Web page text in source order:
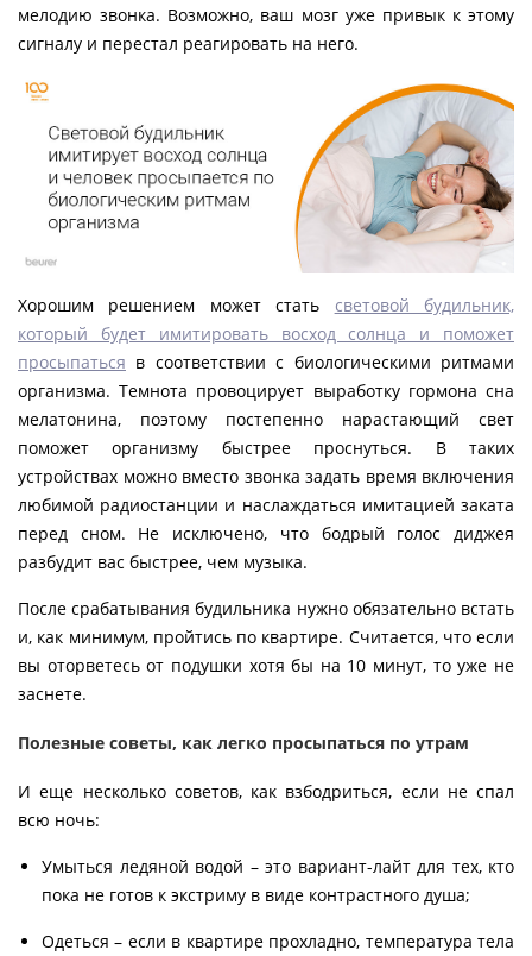
мелодию звонка. Возможно, ваш мозг уже привык к этому
сигналу и перестал реагировать на него.
Хорошим решением может стать световой будильник,
который будет имитировать восход солнца и поможет
просыпаться в соответствии с биологическими ритмами
организма. Темнота провоцирует выработку гормона сна
мелатонина, поэтому постепенно нарастающий свет
поможет организму быстрее проснуться. В таких
устройствах можно вместо звонка задать время включения
любимой радиостанции и наслаждаться имитацией заката
перед сном. Не исключено, что бодрый голос диджея
разбудит вас быстрее, чем музыка.
После срабатывания будильника нужно обязательно встать
и, как минимум, пройтись по квартире. Считается, что если
вы оторветесь от подушки хотя бы на 10 минут, то уже не
заснете.
Полезные советы, как легко просыпаться по утрам
И еще несколько советов, как взбодриться, если не спал
всю ночь:
Умыться ледяной водой – это вариант-лайт для тех, кто
пока не готов к экстриму в виде контрастного душа;
Одеться – если в квартире прохладно, температура тела